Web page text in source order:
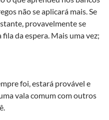
não se aplicará mais. Se
provavelmente se
da espera. Mais uma vez;
foi, estará provável e
vala comum com outros